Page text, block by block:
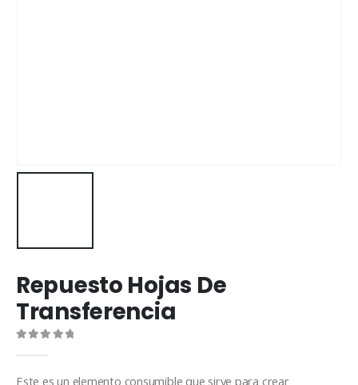
Repuesto Hojas De
Transferencia
Este es un elemento consumible que sirve para crear